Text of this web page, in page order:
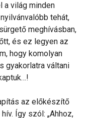
a világ minden
tehát,
meghívásban,
és ez legyen az
hogy komolyan
gyakorlatra váltani
az előkészítő
Így szól: „Ahhoz,